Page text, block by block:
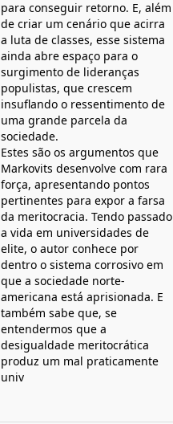
para conseguir retorno. E, além
de criar um cenário que acirra
a luta de classes, esse sistema
ainda abre espaço para o
surgimento de lideranças
populistas, que crescem
insuflando o ressentimento de
uma grande parcela da
sociedade.
Estes são os argumentos que
Markovits desenvolve com rara
força, apresentando pontos
pertinentes para expor a farsa
da meritocracia. Tendo passado
a vida em universidades de
elite, o autor conhece por
dentro o sistema corrosivo em
que a sociedade norte-
americana está aprisionada. E
também sabe que, se
entendermos que a
desigualdade meritocrática
produz um mal praticamente
univ